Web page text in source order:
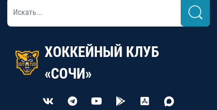
ХОККЕЙНЫЙ КЛУБ
«СОЧИ»